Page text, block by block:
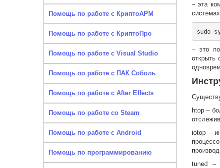
Помощь по работе с КриптоАРМ
Помощь по работе с КриптоПро
Помощь по работе с Visual Studio
Помощь по работе с ПАК Соболь
Помощь по работе с After Effects
Помощь по работе со Steam
Помощь по работе с Android
Помощь по программированию
– эта
– это
открыть
htop –
iotop –
tuned –